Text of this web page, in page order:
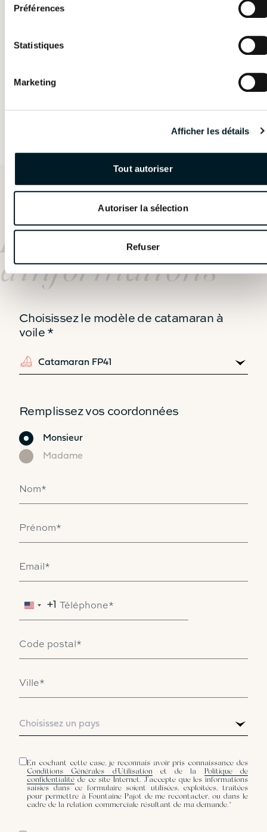
Préférences
Statistiques
Marketing
Afficher les détails
Tout autoriser
Autoriser la sélection
Refuser
FP41
Plus
d'informations
Choisissez le modèle de catamaran à
voile *
Remplissez vos coordonnées
CivilitéMonsieur
Madame
Nom*
Prénom*
Email*
Téléphone*
+1
Code postal*
Ville*
Pays*
En cochant cette case, je reconnais avoir pris connaissance des
Conditions Générales d'Utilisation et de la Politique de
confidentialité de ce site Internet. J’accepte que les informations
saisies dans ce formulaire soient utilisées, exploitées, traitées
pour permettre à Fountaine Pajot de me recontacter, ou dans le
cadre de la relation commerciale résultant de ma demande.*
Assise
Cuisine
Découvrez les prix
Catamaran
FP41
En savoir plus sur le prix